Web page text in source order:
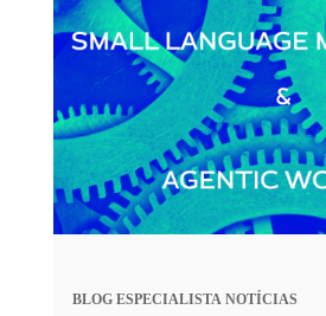
BLOG ESPECIALISTA NOTÍCIAS